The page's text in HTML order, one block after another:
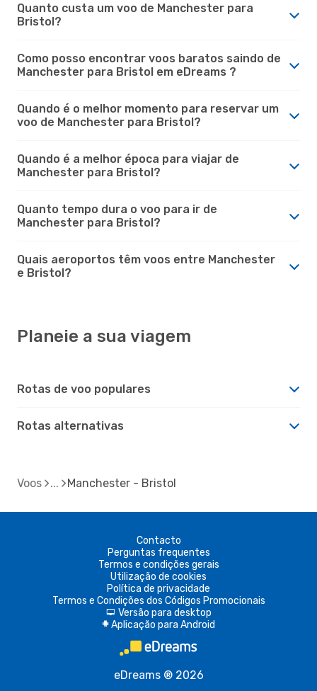
Quanto custa um voo de Manchester para
Bristol?
Como posso encontrar voos baratos saindo de
Manchester para Bristol em eDreams ?
Quando é o melhor momento para reservar um
voo de Manchester para Bristol?
Quando é a melhor época para viajar de
Manchester para Bristol?
Quanto tempo dura o voo para ir de
Manchester para Bristol?
Quais aeroportos têm voos entre Manchester
e Bristol?
Planeie a sua viagem
Rotas de voo populares
Rotas alternativas
Voos Manchester - Bristol
Contacto
Perguntas frequentes
Termos e condições gerais
Utilização de cookies
Política de privacidade
Termos e Condições dos Códigos Promocionais
d Versão para desktop
A Aplicação para Android
eDreams ® 2026